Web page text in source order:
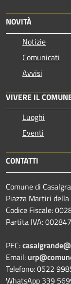
NOVITÀ
Notizie
Comunicati
Avvisi
VIVERE IL
Luoghi
Eventi
CONTATTI
Comune di
Piazza Martiri
Codice Fiscale:
Partita IVA:
PEC:
Email:
Telefono: 0522
WhatsApp 339